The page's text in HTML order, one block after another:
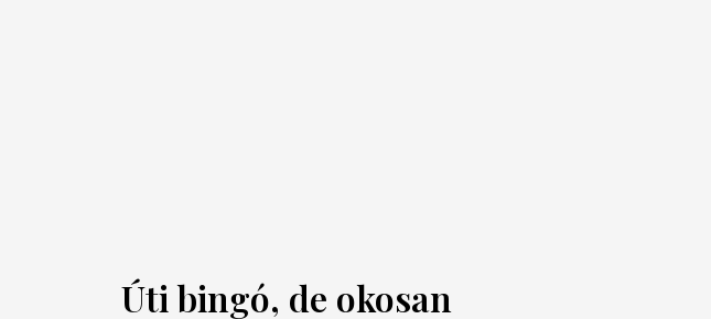
Úti bingó, de okosan